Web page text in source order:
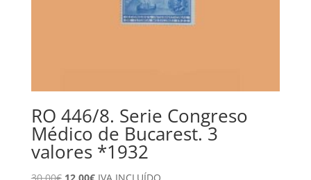
RO 446/8. Serie Congreso
Médico de Bucarest. 3
valores *1932
El
El